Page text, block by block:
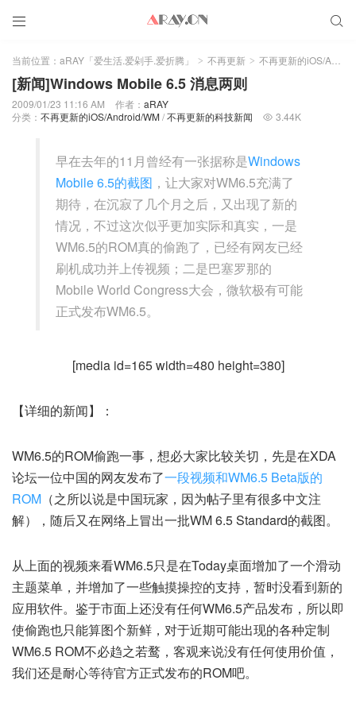
 
当前位置： aRAY「爱生活.爱剁手.爱折腾」 > 不再更新 > 不再更新的iOS/Android/WM
[新闻]Windows Mobile 6.5 消息两则
2009/01/23 11:16 AM 作者： aRAY
分类： 不再更新的iOS/Android/WM/不再更新的科技新闻  3.44K
早在去年的11月曾经有一张据称是Windows
Mobile 6.5的截图 ，让大家对WM6.5充满了
期待，在沉寂了几个月之后，又出现了新的
情况，不过这次似乎更加实际和真实，一是
WM6.5的ROM真的偷跑了，已经有网友已经
刷机成功并上传视频；二是巴塞罗那的
Mobile World Congress大会，微软极有可能
正式发布WM6.5。
[media id=165 width=480 height=380]
【详细的新闻】：
WM6.5的ROM偷跑一事，想必大家比较关切，先是在XDA
论坛一位中国的网友发布了一段视频和WM6.5 Beta版的
ROM （之所以说是中国玩家，因为帖子里有很多中文注
解），随后又在网络上冒出一批WM 6.5 Standard的截图。
从上面的视频来看WM6.5只是在Today桌面增加了一个滑动
主题菜单，并增加了一些触摸操控的支持，暂时没看到新的
应用软件。鉴于市面上还没有任何WM6.5产品发布，所以即
使偷跑也只能算图个新鲜，对于近期可能出现的各种定制
WM6.5 ROM不必趋之若鹜，客观来说没有任何使用价值，
我们还是耐心等待官方正式发布的ROM吧。